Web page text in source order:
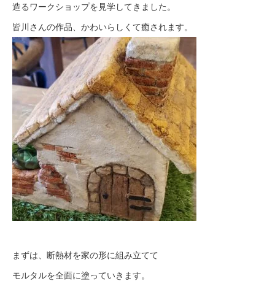
造るワークショップを見学してきました。
皆川さんの作品、かわいらしくて癒されます。
まずは、断熱材を家の形に組み立てて
モルタルを全面に塗っていきます。